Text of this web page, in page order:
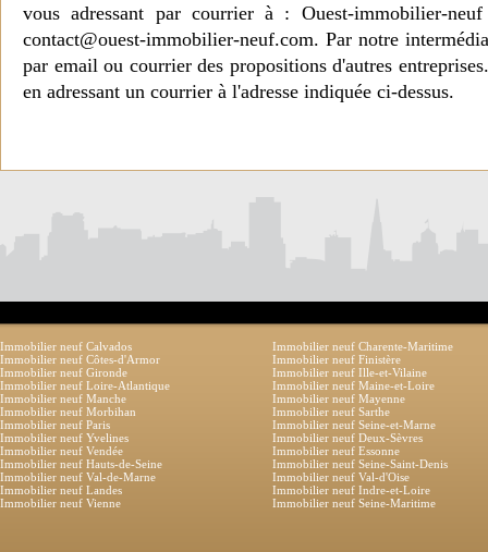
vous adressant par courrier à : Ouest-immobilier-
contact@ouest-immobilier-neuf.com. Par notre
par email ou courrier des propositions d'autres
en adressant un courrier à l'adresse indiquée ci-dessus.
Immobilier neuf Calvados
Immobilier neuf Charente-Maritime
Immobilier neuf Côtes-d'Armor
Immobilier neuf Finistère
Immobilier neuf Gironde
Immobilier neuf Ille-et-Vilaine
Immobilier neuf Loire-Atlantique
Immobilier neuf Maine-et-Loire
Immobilier neuf Manche
Immobilier neuf Mayenne
Immobilier neuf Morbihan
Immobilier neuf Sarthe
Immobilier neuf Paris
Immobilier neuf Seine-et-Marne
Immobilier neuf Yvelines
Immobilier neuf Deux-Sèvres
Immobilier neuf Vendée
Immobilier neuf Essonne
Immobilier neuf Hauts-de-Seine
Immobilier neuf Seine-Saint-Denis
Immobilier neuf Val-de-Marne
Immobilier neuf Val-d'Oise
Immobilier neuf Landes
Immobilier neuf Indre-et-Loire
Immobilier neuf Vienne
Immobilier neuf Seine-Maritime